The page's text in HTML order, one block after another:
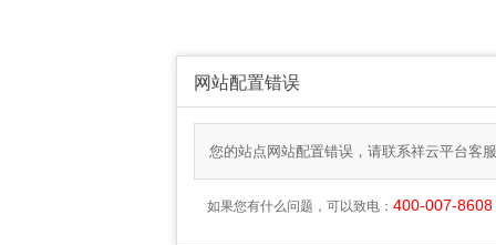
网站配置错误
您的站点网站配置错误，请联系祥云平台客
如果您有什么问题，可以致电： 400-007-8608